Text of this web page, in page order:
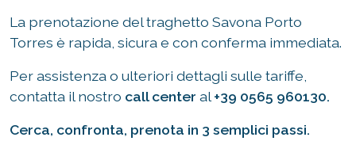
La prenotazione del traghetto Savona Porto
Torres è rapida, sicura e con conferma immediata.
Per assistenza o ulteriori dettagli sulle tariffe,
contatta il nostro call center al+39 0565 960130.
Cerca, confronta, prenota in 3 semplici passi.